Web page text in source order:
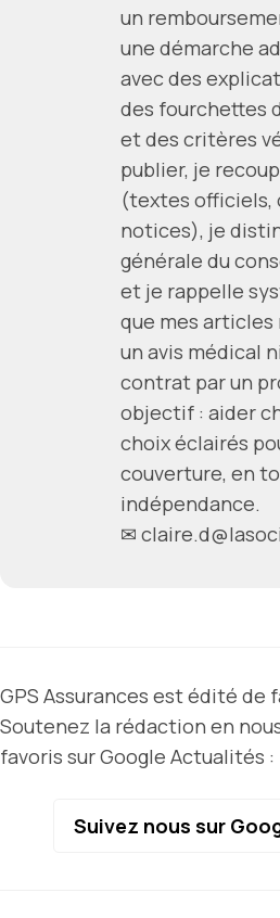
un
une démarche
avec des
des fourchettes
et des critères
publier, je
(textes officiels,
notices), je
générale du
et je rappelle
que mes
un avis médical
contrat par un
objectif : aider
choix éclairés
couverture, en
indépendance.
✉
GPS Assurances est édité de
Soutenez la rédaction en
favoris sur Google Actualités :
Suivez nous sur